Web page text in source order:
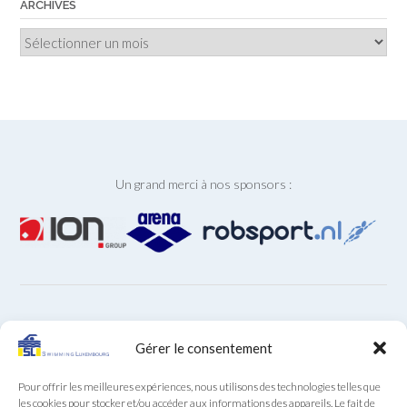
Gérer le consentement
Pour offrir les meilleures expériences, nous utilisons des technologies telles que
les cookies pour stocker et/ou accéder aux informations des appareils. Le fait de
ARCHIVES
Archives
Un grand merci à nos sponsors :
ARCHIVES